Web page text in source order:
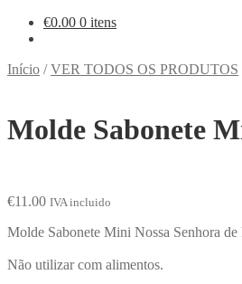
€0.00 0 itens
Início /VER TODOS OS PRODUTOS
Molde Sabonete
€11.00 IVA incluido
Molde Sabonete Mini Nossa Senhora
Não utilizar com alimentos.